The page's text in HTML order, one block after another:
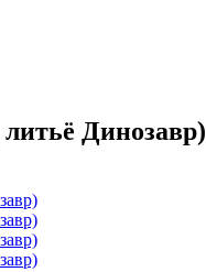
Динозавр)